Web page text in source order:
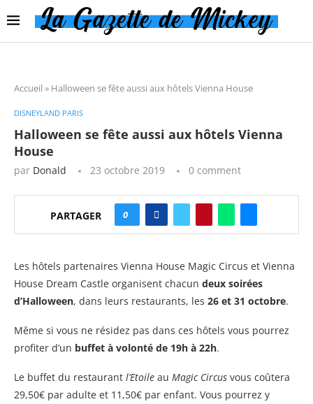
Accueil » Halloween se fête aussi aux hôtels Vienna House
DISNEYLAND PARIS
Halloween se fête aussi aux hôtels Vienna
House
par Donald 23 octobre 2019 0 comment
PARTAGER 0
Les hôtels partenaires Vienna House Magic Circus et Vienna
House Dream Castle organisent chacun deux soirées
d’Halloween, dans leurs restaurants, les 26 et 31 octobre.
Même si vous ne résidez pas dans ces hôtels vous pourrez
profiter d’un buffet à volonté de 19h à 22h.
Le buffet du restaurant l’Etoile au Magic Circus vous coûtera
29,50€ par adulte et 11,50€ par enfant. Vous pourrez y